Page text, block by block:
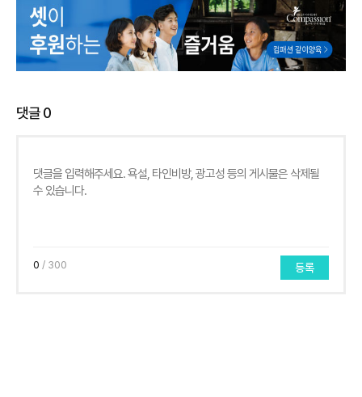
댓글0
0 / 300 등록